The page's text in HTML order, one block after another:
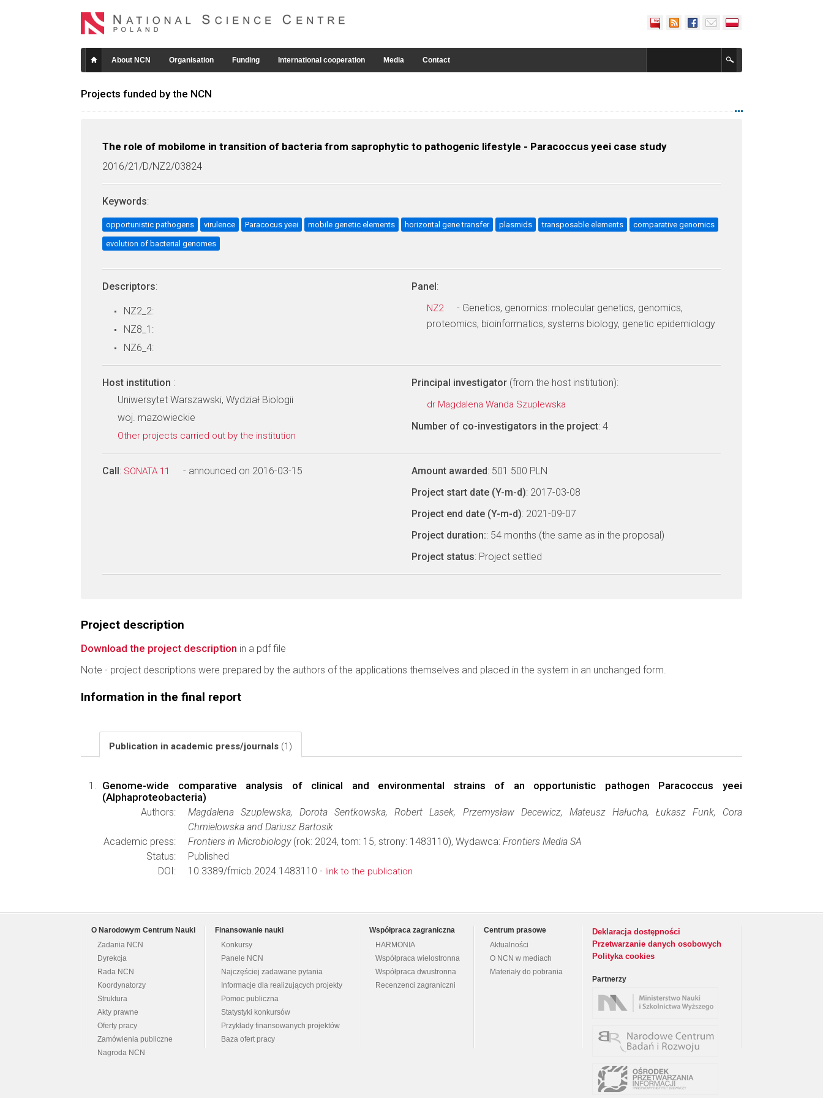
About NCN Organisation Funding International cooperation Media Contact
Projects funded by the NCN
The role of mobilome in transition of bacteria from saprophytic to pathogenic lifestyle - Paracoccus yeei case study
2016/21/D/NZ2/03824
Keywords:
opportunistic pathogens virulence Paracocus yeei mobile genetic elements horizontal gene transfer plasmids transposable elements comparative genomics
evolution of bacterial genomes
Descriptors:
NZ2_2:
NZ8_1:
NZ6_4:
Panel:
NZ2
- Genetics, genomics: molecular genetics, genomics,
proteomics, bioinformatics, systems biology, genetic epidemiology
Host institution :
Uniwersytet Warszawski, Wydział Biologii
woj. mazowieckie
Other projects carried out by the institution
Principal investigator (from the host institution):
dr Magdalena Wanda Szuplewska
Number of co-investigators in the project: 4
Call: SONATA 11 - announced on 2016-03-15 Amount awarded: 501 500 PLN
Project start date (Y-m-d): 2017-03-08
Project end date (Y-m-d): 2021-09-07
Project duration:: 54 months (the same as in the proposal)
Project status: Project settled
Project description
Download the project description in a pdf file
Note - project descriptions were prepared by the authors of the applications themselves and placed in the system in an unchanged form.
Information in the final report
Publication in academic press/journals (1)
Genome-wide comparative analysis of clinical and environmental strains of an opportunistic pathogen Paracoccus yeei
(Alphaproteobacteria)
Authors:
Magdalena Szuplewska, Dorota Sentkowska, Robert Lasek, Przemysław Decewicz, Mateusz Hałucha, Łukasz Funk, Cora
Chmielowska and Dariusz Bartosik
Academic press:
Frontiers in Microbiology(rok: 2024, tom: 15, strony: 1483110), Wydawca: Frontiers Media SA
Status:
Published
DOI:
10.3389/fmicb.2024.1483110 - link to the publication
O Narodowym Centrum Nauki
Zadania NCN
Dyrekcja
Rada NCN
Koordynatorzy
Struktura
Akty prawne
Oferty pracy
Zamówienia publiczne
Nagroda NCN
Finansowanie nauki
Konkursy
Panele NCN
Najczęściej zadawane pytania
Informacje dla realizujących projekty
Pomoc publiczna
Statystyki konkursów
Przykłady finansowanych projektów
Baza ofert pracy
Współpraca zagraniczna
HARMONIA
Współpraca wielostronna
Współpraca dwustronna
Recenzenci zagraniczni
Centrum prasowe
Aktualności
O NCN w mediach
Materiały do pobrania
Deklaracja dostępności
Przetwarzanie danych osobowych
Polityka cookies
Partnerzy